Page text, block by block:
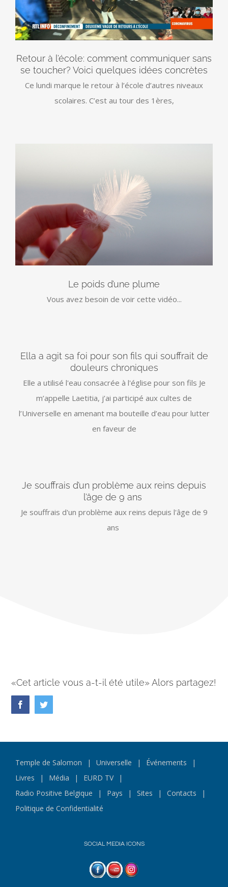
Retour à l’école: comment communiquer sans
se toucher? Voici quelques idées concrètes
Ce lundi marque le retour à l’école d’autres niveaux
scolaires. C’est au tour des 1ères,
Le poids d’une plume
Vous avez besoin de voir cette vidéo...
Ella a agit sa foi pour son fils qui souffrait de
douleurs chroniques
Elle a utilisé l'eau consacrée à l'église pour son fils Je
m’appelle Laetitia, j’ai participé aux cultes de
l’Universelle en amenant ma bouteille d’eau pour lutter
en faveur de
Je souffrais d’un problème aux reins depuis
l’âge de 9 ans
Je souffrais d'un problème aux reins depuis l'âge de 9
ans
«Cet article vous a-t-il été utile» Alors partagez!
FacebookTwitter
Temple de Salomon Universelle
Événements
Livres
Média
EURD TV
Radio Positive Belgique
Pays Sites
Contacts
Politique de Confidentialité
SOCIAL MEDIA ICONS